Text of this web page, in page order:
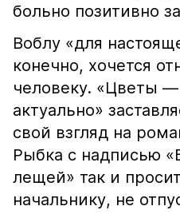
больно позитивно
Воблу «для
конечно, хочется
человеку. «Цветы
актуально»
свой взгляд на
Рыбка с надписью
лещей» так и
начальнику, не